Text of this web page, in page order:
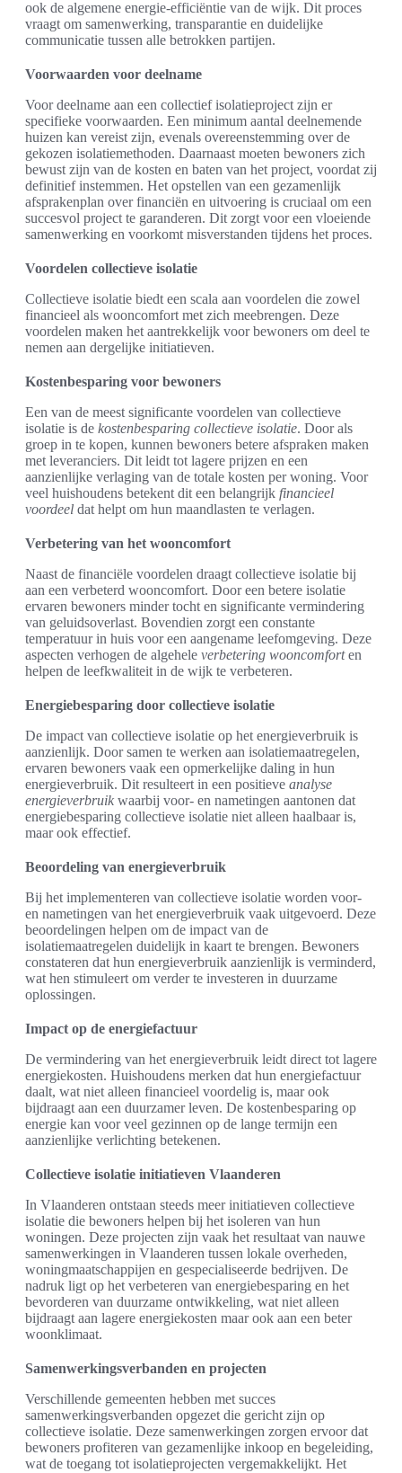
ook de algemene energie-efficiëntie van de wijk. Dit proces
vraagt om samenwerking, transparantie en duidelijke
communicatie tussen alle betrokken partijen.
Voorwaarden voor deelname
Voor deelname aan een collectief isolatieproject zijn er
specifieke voorwaarden. Een minimum aantal deelnemende
huizen kan vereist zijn, evenals overeenstemming over de
gekozen isolatiemethoden. Daarnaast moeten bewoners zich
bewust zijn van de kosten en baten van het project, voordat zij
definitief instemmen. Het opstellen van een gezamenlijk
afsprakenplan over financiën en uitvoering is cruciaal om een
succesvol project te garanderen. Dit zorgt voor een vloeiende
samenwerking en voorkomt misverstanden tijdens het proces.
Voordelen collectieve isolatie
Collectieve isolatie biedt een scala aan voordelen die zowel
financieel als wooncomfort met zich meebrengen. Deze
voordelen maken het aantrekkelijk voor bewoners om deel te
nemen aan dergelijke initiatieven.
Kostenbesparing voor bewoners
Een van de meest significante voordelen van collectieve
isolatie is de kostenbesparing collectieve isolatie. Door als
groep in te kopen, kunnen bewoners betere afspraken maken
met leveranciers. Dit leidt tot lagere prijzen en een
aanzienlijke verlaging van de totale kosten per woning. Voor
veel huishoudens betekent dit een belangrijk financieel
voordeel dat helpt om hun maandlasten te verlagen.
Verbetering van het wooncomfort
Naast de financiële voordelen draagt collectieve isolatie bij
aan een verbeterd wooncomfort. Door een betere isolatie
ervaren bewoners minder tocht en significante vermindering
van geluidsoverlast. Bovendien zorgt een constante
temperatuur in huis voor een aangename leefomgeving. Deze
aspecten verhogen de algehele verbetering wooncomforten
helpen de leefkwaliteit in de wijk te verbeteren.
Energiebesparing door collectieve isolatie
De impact van collectieve isolatie op het energieverbruik is
aanzienlijk. Door samen te werken aan isolatiemaatregelen,
ervaren bewoners vaak een opmerkelijke daling in hun
energieverbruik. Dit resulteert in een positieve analyse
energieverbruik waarbij voor- en nametingen aantonen dat
energiebesparing collectieve isolatie niet alleen haalbaar is,
maar ook effectief.
Beoordeling van energieverbruik
Bij het implementeren van collectieve isolatie worden voor-
en nametingen van het energieverbruik vaak uitgevoerd. Deze
beoordelingen helpen om de impact van de
isolatiemaatregelen duidelijk in kaart te brengen. Bewoners
constateren dat hun energieverbruik aanzienlijk is verminderd,
wat hen stimuleert om verder te investeren in duurzame
oplossingen.
Impact op de energiefactuur
De vermindering van het energieverbruik leidt direct tot lagere
energiekosten. Huishoudens merken dat hun energiefactuur
daalt, wat niet alleen financieel voordelig is, maar ook
bijdraagt aan een duurzamer leven. De kostenbesparing op
energie kan voor veel gezinnen op de lange termijn een
aanzienlijke verlichting betekenen.
Collectieve isolatie initiatieven Vlaanderen
In Vlaanderen ontstaan steeds meer initiatieven collectieve
isolatie die bewoners helpen bij het isoleren van hun
woningen. Deze projecten zijn vaak het resultaat van nauwe
samenwerkingen in Vlaanderen tussen lokale overheden,
woningmaatschappijen en gespecialiseerde bedrijven. De
nadruk ligt op het verbeteren van energiebesparing en het
bevorderen van duurzame ontwikkeling, wat niet alleen
bijdraagt aan lagere energiekosten maar ook aan een beter
woonklimaat.
Samenwerkingsverbanden en projecten
Verschillende gemeenten hebben met succes
samenwerkingsverbanden opgezet die gericht zijn op
collectieve isolatie. Deze samenwerkingen zorgen ervoor dat
bewoners profiteren van gezamenlijke inkoop en begeleiding,
wat de toegang tot isolatieprojecten vergemakkelijkt. Het